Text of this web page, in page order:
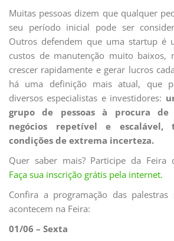
Muitas pessoas dizem que qualquer
seu período inicial pode ser
Outros defendem que uma startup é
custos de manutenção muito baixos,
crescer rapidamente e gerar lucros
há uma definição mais atual, que
diversos especialistas e investidores:
grupo de pessoas à procura
negócios repetível e escalável,
condições de extrema incerteza.
Quer saber mais? Participe da Feira
Faça sua inscrição grátis pela internet.
Confira a programação das
acontecem na Feira:
01/06 – Sexta